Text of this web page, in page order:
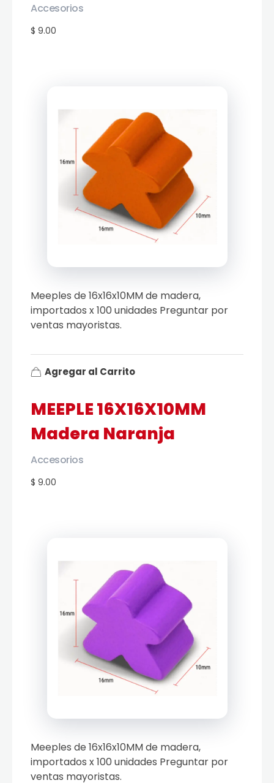
$ 9.00
Accesorios
MEEPLE 16X16X10MM
Madera Naranja
$ 9.00
Accesorios
Meeples de 16x16x10MM de madera,
importados x 100 unidades Preguntar por
ventas mayoristas.
Agregar al Carrito
Meeples de 16x16x10MM de madera,
importados x 100 unidades Preguntar por
ventas mayoristas.